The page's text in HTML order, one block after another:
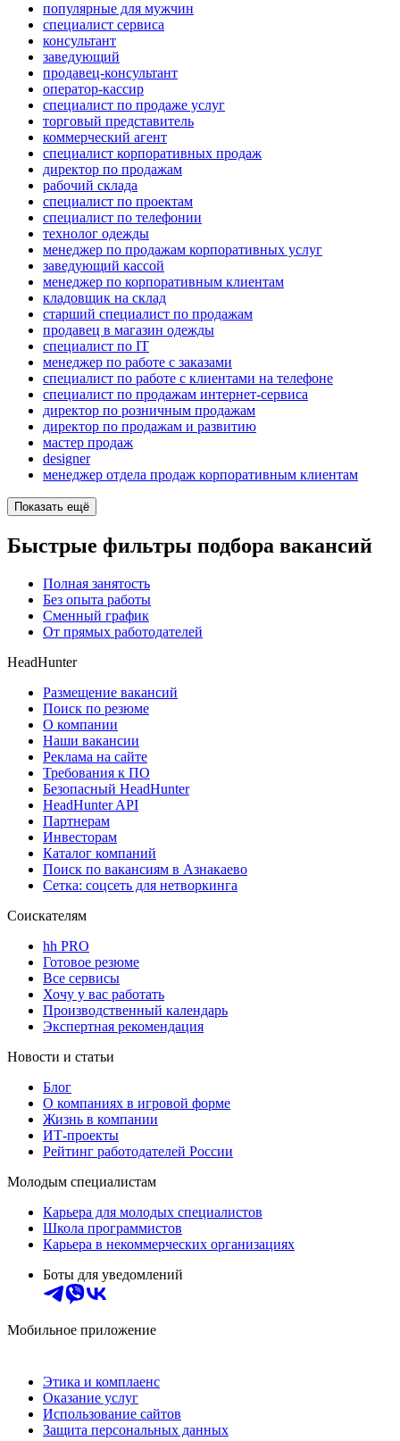
популярные для мужчин
специалист сервиса
консультант
заведующий
продавец-консультант
оператор-кассир
специалист по продаже услуг
торговый представитель
коммерческий агент
специалист корпоративных продаж
директор по продажам
рабочий склада
специалист по проектам
специалист по телефонии
технолог одежды
менеджер по продажам корпоративных услуг
заведующий кассой
менеджер по корпоративным клиентам
кладовщик на склад
старший специалист по продажам
продавец в магазин одежды
специалист по IT
менеджер по работе с заказами
специалист по работе с клиентами на телефоне
специалист по продажам интернет-сервиса
директор по розничным продажам
директор по продажам и развитию
мастер продаж
designer
менеджер отдела продаж корпоративным клиентам
Показать ещё
Быстрые фильтры подбора вакансий
Полная занятость
Без опыта работы
Сменный график
От прямых работодателей
HeadHunter
Размещение вакансий
Поиск по резюме
О компании
Наши вакансии
Реклама на сайте
Требования к ПО
Безопасный HeadHunter
HeadHunter API
Партнерам
Инвесторам
Каталог компаний
Поиск по вакансиям в Азнакаево
Сетка: соцсеть для нетворкинга
Соискателям
hh PRO
Готовое резюме
Все сервисы
Хочу у вас работать
Производственный календарь
Экспертная рекомендация
Новости и статьи
Блог
О компаниях в игровой форме
Жизнь в компании
ИТ-проекты
Рейтинг работодателей России
Молодым специалистам
Карьера для молодых специалистов
Школа программистов
Карьера в некоммерческих организациях
Боты для уведомлений
Мобильное приложение
Этика и комплаенс
Оказание услуг
Использование сайтов
Защита персональных данных